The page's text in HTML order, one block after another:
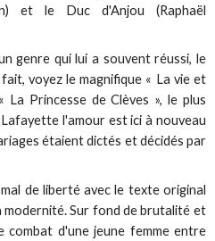
et le Duc d'Anjou (Raphaël
genre qui lui a souvent réussi, le
voyez le magnifique « La vie et
La Princesse de Clèves », le plus
l'amour est ici à nouveau
étaient dictés et décidés par
de liberté avec le texte original
Sur fond de brutalité et
combat d'une jeune femme entre